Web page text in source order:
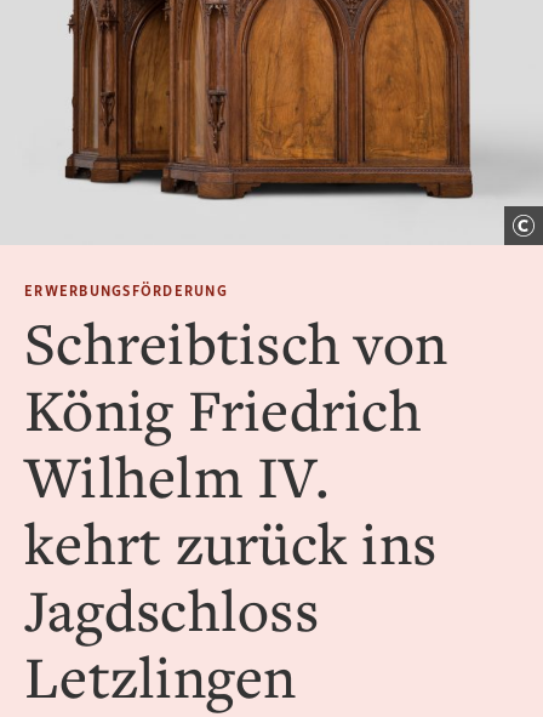
ERWERBUNGSFÖRDERUNG
Schreibtisch von
König Friedrich
Wilhelm IV.
kehrt zurück ins
Jagdschloss
Letzlingen